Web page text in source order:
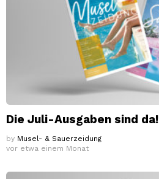
Die Juli-Ausgaben sind da!
by Musel- & Sauerzeidung
vor etwa einem Monat